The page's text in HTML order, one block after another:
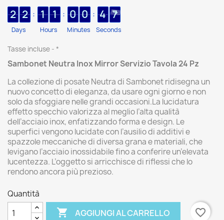
2 2
Days
: 1 1
Hours
: 0 0
Minutes
: 4 6
Seconds
Tasse incluse *
Sambonet Neutra Inox Mirror Servizio Tavola 24 Pz
La collezione di posate Neutra di Sambonet ridisegna un
nuovo concetto di eleganza, da usare ogni giorno e non
solo da sfoggiare nelle grandi occasioni.La lucidatura
effetto specchio valorizza al meglio l’alta qualità
dell’acciaio inox, enfatizzando forma e design. Le
superfici vengono lucidate con l’ausilio di additivi e
spazzole meccaniche di diversa grana e materiali, che
levigano l’acciaio inossidabile fino a conferire un’elevata
lucentezza. L’oggetto si arricchisce di riflessi che lo
rendono ancora più prezioso.
Quantità
 AGGIUNGI AL CARRELLO
favorite_border